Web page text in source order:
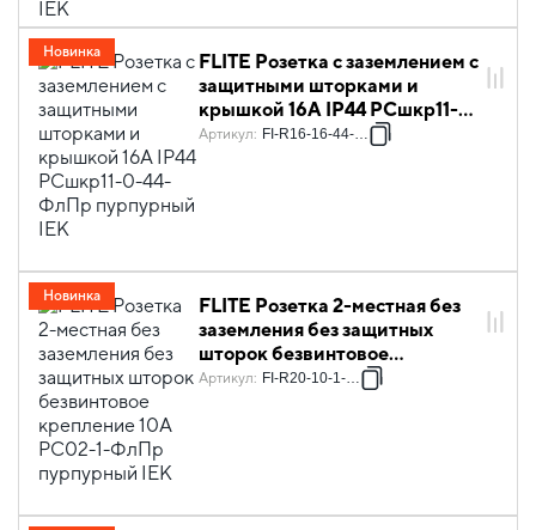
FLITE Розетка с заземлением с
защитными шторками и
крышкой 16А IP44 РСшкр11-
0-44-ФлПр пурпурный IEK
Артикул: FI-R16-16-44-K99
Новинка
FLITE Розетка 2-местная без
заземления без защитных
шторок безвинтовое
крепление 10А РС02-1-ФлПр
Артикул: FI-R20-10-1-K99
Новинка